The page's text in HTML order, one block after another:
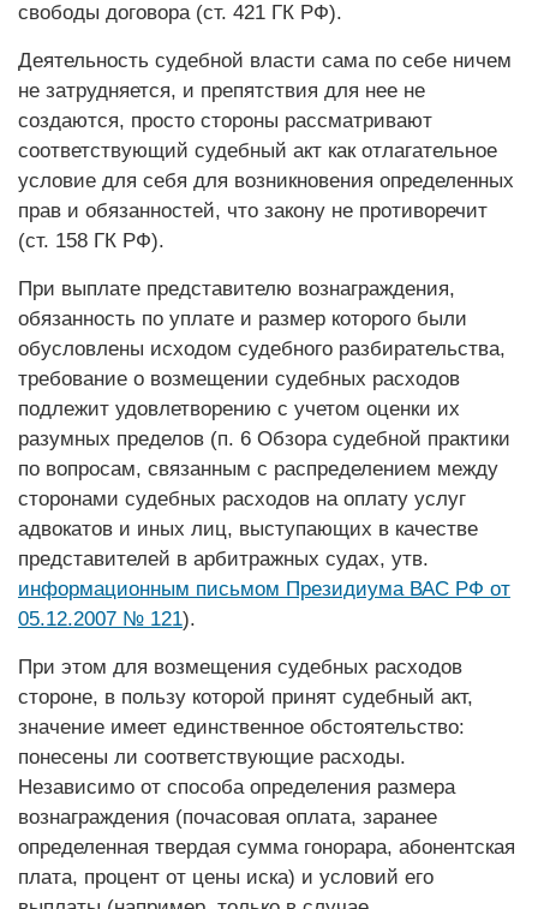
свободы договора (ст. 421 ГК РФ).
Деятельность судебной власти сама по себе ничем
не затрудняется, и препятствия для нее не
создаются, просто стороны рассматривают
соответствующий судебный акт как отлагательное
условие для себя для возникновения определенных
прав и обязанностей, что закону не противоречит
(ст. 158 ГК РФ).
При выплате представителю вознаграждения,
обязанность по уплате и размер которого были
обусловлены исходом судебного разбирательства,
требование о возмещении судебных расходов
подлежит удовлетворению с учетом оценки их
разумных пределов (п. 6 Обзора судебной практики
по вопросам, связанным с распределением между
сторонами судебных расходов на оплату услуг
адвокатов и иных лиц, выступающих в качестве
представителей в арбитражных судах, утв.
информационным письмом Президиума ВАС РФ от
05.12.2007 № 121).
При этом для возмещения судебных расходов
стороне, в пользу которой принят судебный акт,
значение имеет единственное обстоятельство:
понесены ли соответствующие расходы.
Независимо от способа определения размера
вознаграждения (почасовая оплата, заранее
определенная твердая сумма гонорара, абонентская
плата, процент от цены иска) и условий его